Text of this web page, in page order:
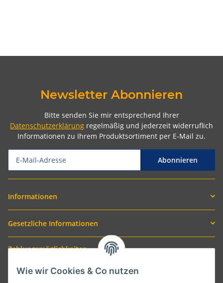
Newsletter Abonnieren
Bitte senden Sie mir entsprechend Ihrer
Datenschutzerklärung regelmäßig und jederzeit widerruflich
Informationen zu Ihrem Produktsortiment per E-Mail zu.
Abonnieren
Informationen
Gesetzliche Informationen
Zahlungsmöglichkeiten
Wie wir Cookies & Co nutzen